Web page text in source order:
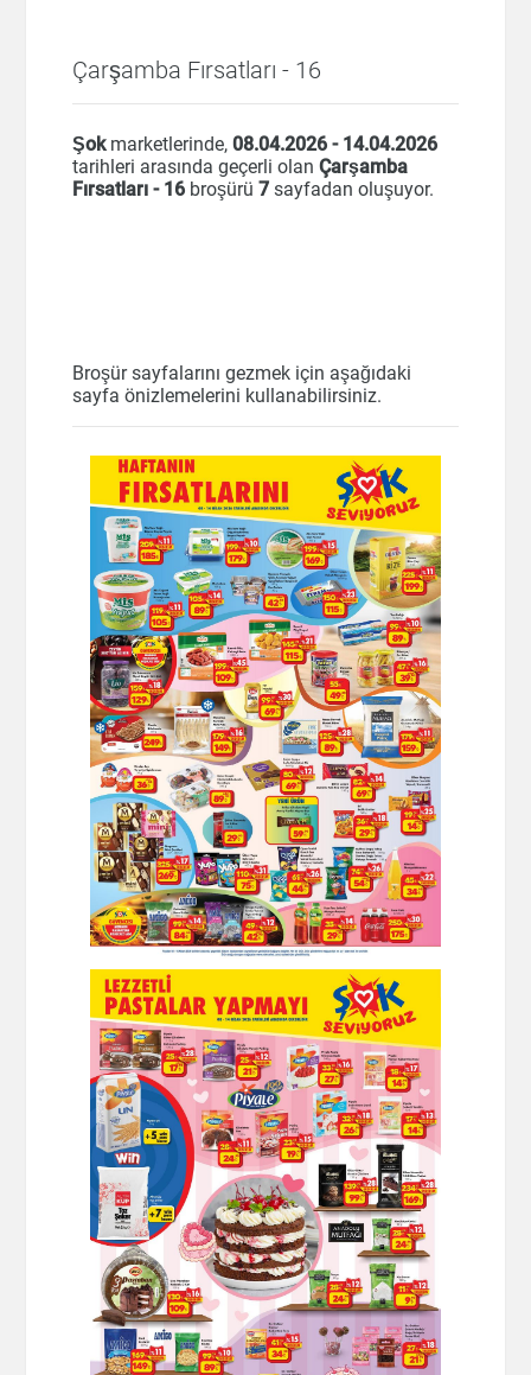
Çarşamba Fırsatları - 16
Şokmarketlerinde,08.04.2026 - 14.04.2026
tarihleri arasında geçerli olanÇarşamba
Fırsatları - 16 broşürü7 sayfadan oluşuyor.
Broşür sayfalarını gezmek için aşağıdaki
sayfa önizlemelerini kullanabilirsiniz.